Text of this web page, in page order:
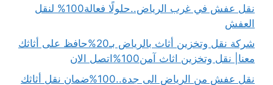
نقل عفش في غرب الرياض..حلولًا فعالة100% لنقل
العفش
شركة نقل وتخزين أثاث بالرياض بـ20%حافظ على أثاثك
معنا| نقل وتخزين اثاث آمن100%اتصل الان
نقل عفش من الرياض الى جدة..100%ضمان نقل أثاثك